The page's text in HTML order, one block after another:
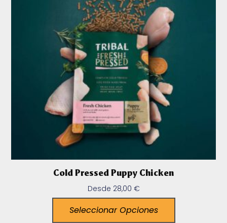
Cold Pressed Puppy Chicken
Desde 28,00 €
Seleccionar Opciones